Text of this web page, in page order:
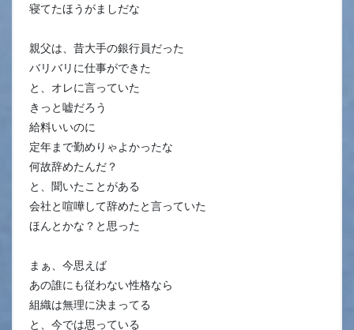
寝てたほうがましだな
親父は、昔大手の銀行員だった
バリバリに仕事ができた
と、オレに言っていた
きっと嘘だろう
給料いいのに
定年まで勤めりゃよかったな
何故辞めたんだ？
と、聞いたことがある
会社と喧嘩して辞めたと言っていた
ほんとかな？と思った
まぁ、今思えば
あの誰にも従わない性格なら
組織は無理に決まってる
と、今では思っている